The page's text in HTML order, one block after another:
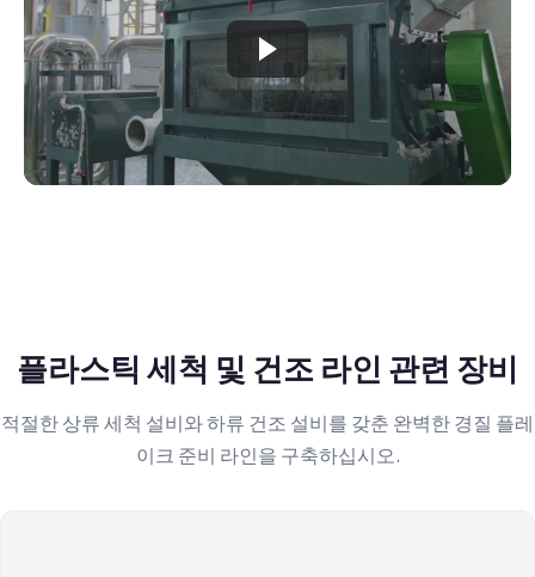
플라스틱 세척 및 건조 라인 관련 장비
적절한 상류 세척 설비와 하류 건조 설비를 갖춘 완벽한 경질 플레
이크 준비 라인을 구축하십시오.